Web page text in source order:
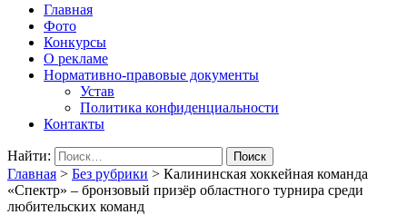
Главная
Фото
Конкурсы
О рекламе
Нормативно-правовые документы
Устав
Политика конфиденциальности
Контакты
Найти:
Главная > Без рубрики > Калининская хоккейная команда
«Спектр» – бронзовый призёр областного турнира среди
любительских команд